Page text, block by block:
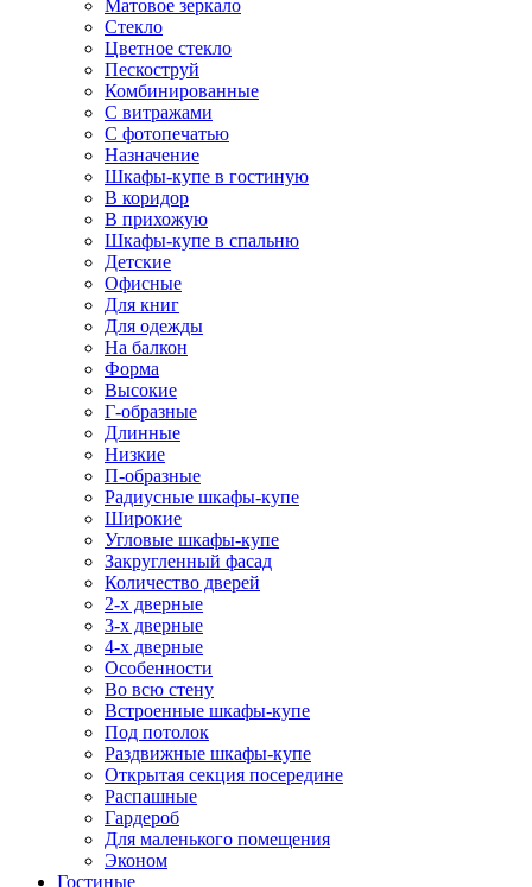
Матовое зеркало
Стекло
Цветное стекло
Пескоструй
Комбинированные
С витражами
С фотопечатью
Назначение
Шкафы-купе в гостиную
В коридор
В прихожую
Шкафы-купе в спальню
Детские
Офисные
Для книг
Для одежды
На балкон
Форма
Высокие
Г-образные
Длинные
Низкие
П-образные
Радиусные шкафы-купе
Широкие
Угловые шкафы-купе
Закругленный фасад
Количество дверей
2-х дверные
3-х дверные
4-х дверные
Особенности
Во всю стену
Встроенные шкафы-купе
Под потолок
Раздвижные шкафы-купе
Открытая секция посередине
Распашные
Гардероб
Для маленького помещения
Эконом
Гостиные